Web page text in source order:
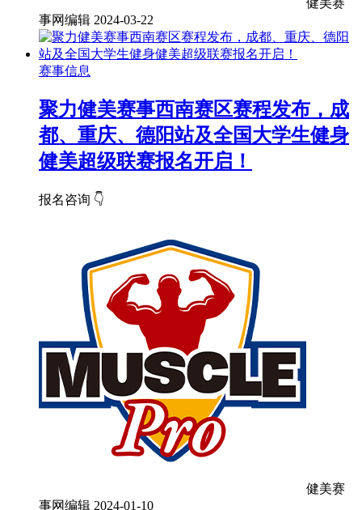
健美赛
事网编辑 2024-03-22
赛事信息
聚力健美赛事西南赛区赛程发布，成
都、重庆、德阳站及全国大学生健身
健美超级联赛报名开启！
报名咨询 👇
健美赛
事网编辑 2024-01-10